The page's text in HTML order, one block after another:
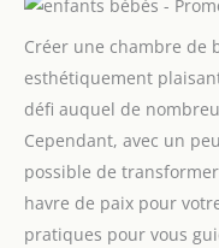
Créer une chambre de
esthétiquement
défi auquel de
Cependant, avec un
possible de
havre de paix pour
pratiques pour vous